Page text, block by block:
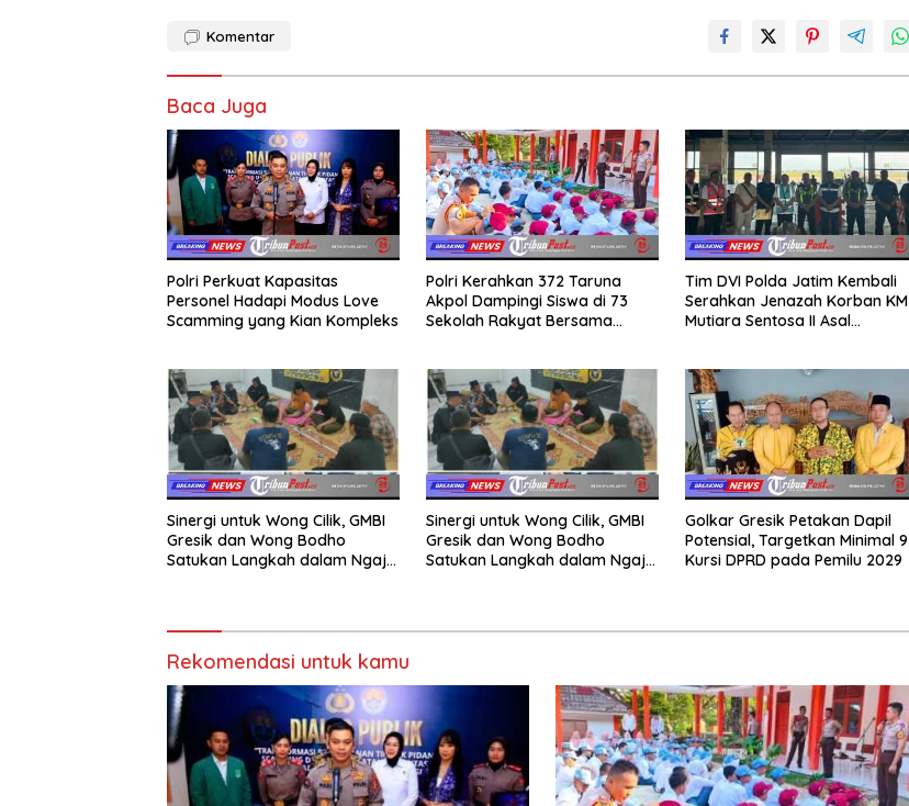
Komentar
Baca Juga
Polri Perkuat Kapasitas
Personel Hadapi Modus Love
Scamming yang Kian Kompleks
Polri Kerahkan 372 Taruna
Akpol Dampingi Siswa di 73
Sekolah Rakyat Bersama
Tim DVI Polda Jatim Kembali
Serahkan Jenazah Korban KM
Mutiara Sentosa II Asal
Sinergi untuk Wong Cilik, GMBI
Gresik dan Wong Bodho
Satukan Langkah dalam Ngaji
Sinergi untuk Wong Cilik, GMBI
Gresik dan Wong Bodho
Satukan Langkah dalam Ngaji
Golkar Gresik Petakan Dapil
Potensial, Targetkan Minimal 9
Kursi DPRD pada Pemilu 2029
Rekomendasi untuk kamu